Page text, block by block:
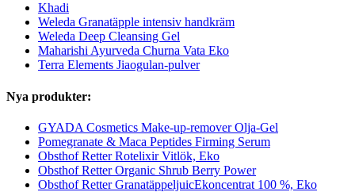
Khadi
Weleda Granatäpple intensiv handkräm
Weleda Deep Cleansing Gel
Maharishi Ayurveda Churna Vata Eko
Terra Elements Jiaogulan-pulver
Nya produkter:
GYADA Cosmetics Make-up-remover Olja-Gel
Pomegranate & Maca Peptides Firming Serum
Obsthof Retter Rotelixir Vitlök, Eko
Obsthof Retter Organic Shrub Berry Power
Obsthof Retter GranatäppeljuicEkoncentrat 100 %, Eko